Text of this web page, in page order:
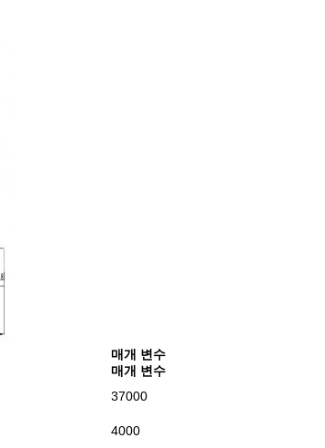
매개 변수
매개 변수
37000
4000